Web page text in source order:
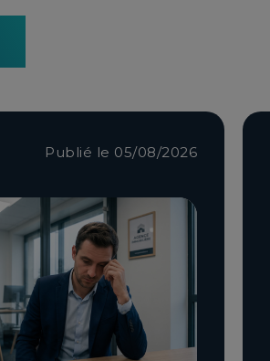
Publié le 05/08/2026